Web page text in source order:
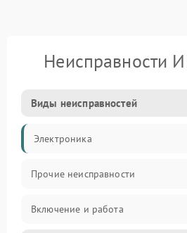
Неисправности
Виды неисправностей
Электроника
Прочие неисправности
Включение и работа